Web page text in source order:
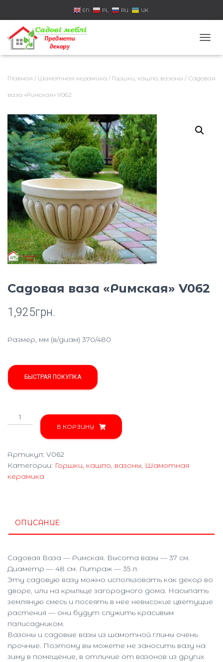
EN PL RU UK
Е
Главная / Шамотная керамика / Горшки, кашпо, вазоны / Садовая
ваза «Римская» V062
Садовая ваза «Римская» V062
1,925грн.
Размер, мм (в/диам) 370/480
БЫСТРАЯ ПОКУПКА
Количество
товара
Садовая
"Римская"
V062
В КОРЗИНУ
Артикул: V062
Категории: Горшки, кашпо, вазоны, Шамотная
керамика
ОПИСАНИЕ
Садовая Ваза — Римская. Высота вазы — 37 см.
Диаметр — 48 см. Литраж — 35 л.
Эту садовую вазу можно использовать как декор во
дворе, или на крыльце загородного дома. Насыпать
земляную смесь и посеять в нее невысокие цветущие
растения — они будут служить красивым
палисадником.
Вазоны и садовые вазы из шамотной глины очень
прочные. Поэтому вы можете не заносить вазу на
зиму в помещение, в отличие от вазонов из других